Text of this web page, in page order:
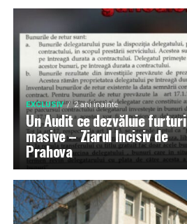
EXCLUSIV 2 ani inainte
Un Audit ce dezvăluie furturi
masive – Ziarul Incisiv de
Prahova